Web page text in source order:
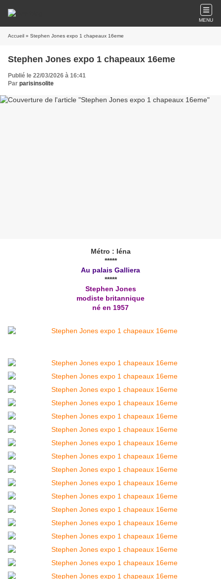
MENU
Accueil » Stephen Jones expo 1 chapeaux 16eme
Stephen Jones expo 1 chapeaux 16eme
Publié le 22/03/2026 à 16:41
Par parisinsolite
Métro : Iéna
*****
Au palais Galliera
*****
Stephen Jones
modiste britannique
né en 1957